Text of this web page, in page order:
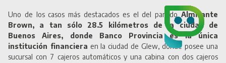
Uno de los casos más destacados es el del partido Almirante
Brown, a tan sólo 28.5 kilómetros de la ciudad de
Buenos Aires, donde Banco Provincia es la única
institución financiera en la ciudad de Glew, donde posee una
sucursal con 7 cajeros automáticos y una cabina con dos cajeros